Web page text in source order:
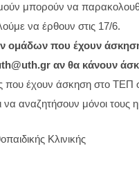
μπορούν να
να έρθουν στις 17/6.
ομάδων που έχουν
αν θα κάνουν
που έχουν άσκηση στο
να αναζητήσουν μόνοι
Κλινικής